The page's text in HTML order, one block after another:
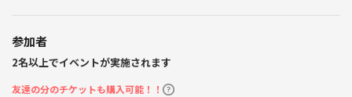
参加者
2名以上でイベントが実施されます
友達の分のチケットも購入可能！！